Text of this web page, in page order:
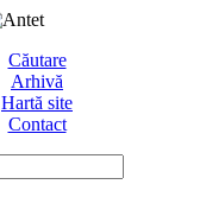
Căutare
Arhivă
Hartă site
Contact